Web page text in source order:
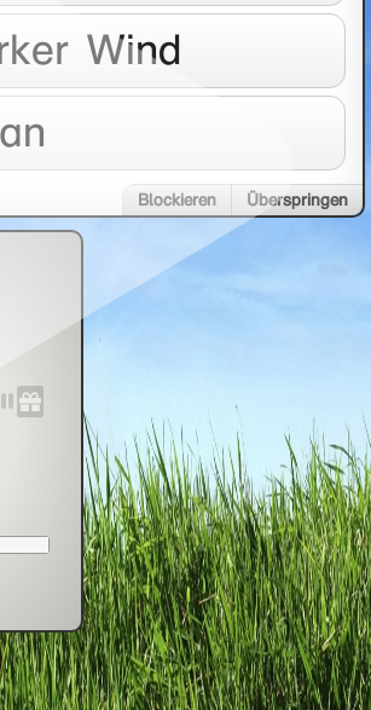
Wind
Blockieren Überspringen